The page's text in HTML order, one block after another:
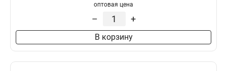
оптовая цена
– +
В корзину